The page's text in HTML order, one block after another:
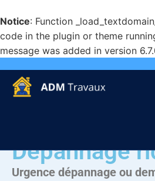
Notice: Function
code in the plugin or theme
message was added in version
Dépannage
Urgence dépannage ou